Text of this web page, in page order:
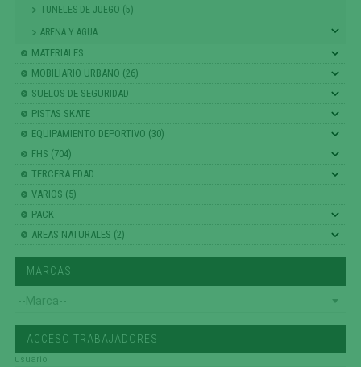
TUNELES DE JUEGO (5)
ARENA Y AGUA
MATERIALES
MOBILIARIO URBANO (26)
SUELOS DE SEGURIDAD
PISTAS SKATE
EQUIPAMIENTO DEPORTIVO (30)
FHS (704)
TERCERA EDAD
VARIOS (5)
PACK
AREAS NATURALES (2)
MARCAS
ACCESO TRABAJADORES
usuario